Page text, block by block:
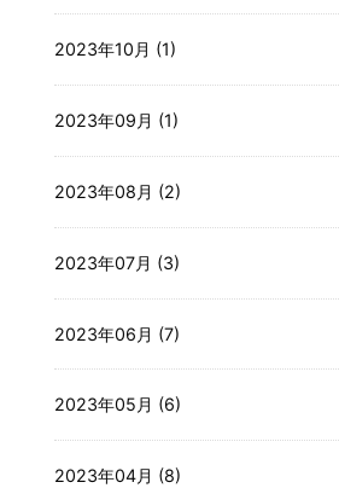
2023年10月 (1)
2023年09月 (1)
2023年08月 (2)
2023年07月 (3)
2023年06月 (7)
2023年05月 (6)
2023年04月 (8)